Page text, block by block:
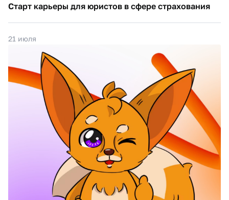
Старт карьеры для юристов в сфере страхования
21 июля